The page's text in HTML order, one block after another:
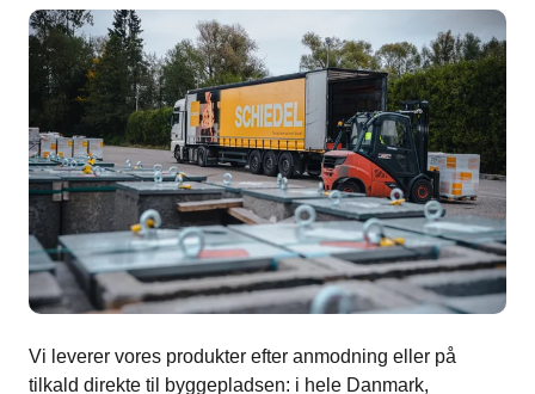
Vi leverer vores produkter efter anmodning eller på
tilkald direkte til byggepladsen: i hele Danmark,